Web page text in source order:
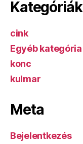
Kategóriák
cink
Egyéb kategória
konc
kulmar
Meta
Bejelentkezés